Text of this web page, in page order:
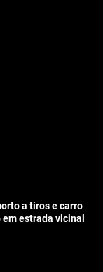
a tiros e carro
estrada vicinal